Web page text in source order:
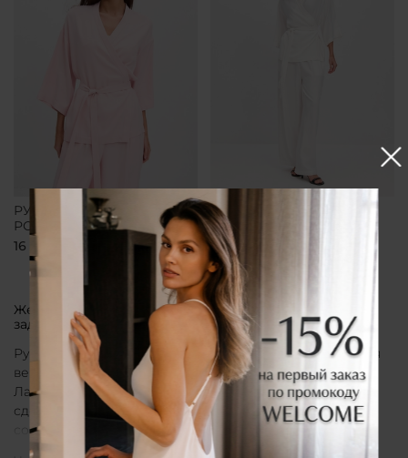
РУБАШКА-КИМОНО
РОЗОВАЯ
16 700 ₽
РУБАШКА-КИМОНО
БЕЛАЯ
16 700 ₽
Женская рубашка кимоно от бренда CLÓ, которая
задает тон всему образу
Рубашка кимоно CLÓ рассматривается как утонченная
вещь, воплощающая эстетику мягкой женственности.
Лаконичный крой, деликатные материалы и
сдержанная палитра создают образ, в котором
сочетаются особая нежность белья и элегантная
непринужденность кимоно. Такая рубашка не